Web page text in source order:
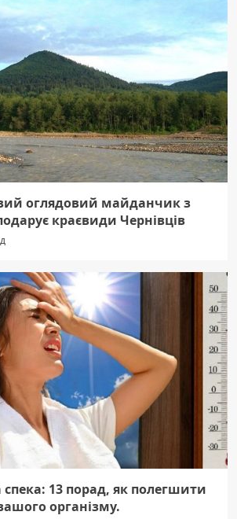
оглядовий майданчик з
краєвиди Чернівців
13 порад, як полегшити
організму.